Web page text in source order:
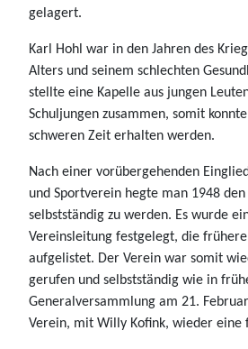
gelagert.
Karl Hohl war in den Jahren des
Alters und seinem schlechten
stellte eine Kapelle aus jungen
Schuljungen zusammen, somit
schweren Zeit erhalten werden.
Nach einer vorübergehenden
und Sportverein hegte man 1948
selbstständig zu werden. Es wurde
Vereinsleitung festgelegt, die
aufgelistet. Der Verein war somit
gerufen und selbstständig wie in
Generalversammlung am 21.
Verein, mit Willy Kofink, wieder eine